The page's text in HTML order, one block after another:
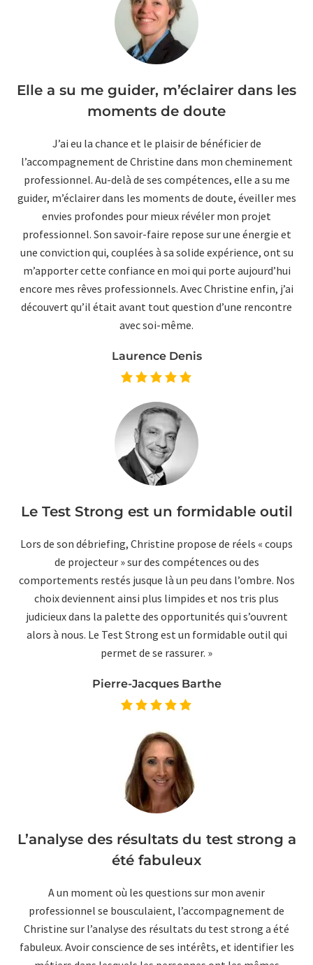
Elle a su me guider, m’éclairer dans les
moments de doute
J’ai eu la chance et le plaisir de bénéficier de
l’accompagnement de Christine dans mon cheminement
professionnel. Au-delà de ses compétences, elle a su me
guider, m’éclairer dans les moments de doute, éveiller mes
envies profondes pour mieux révéler mon projet
professionnel. Son savoir-faire repose sur une énergie et
une conviction qui, couplées à sa solide expérience, ont su
m’apporter cette confiance en moi qui porte aujourd’hui
encore mes rêves professionnels. Avec Christine enfin, j’ai
découvert qu’il était avant tout question d’une rencontre
avec soi-même.
Laurence Denis
Le Test Strong est un formidable outil
Lors de son débriefing, Christine propose de réels « coups
de projecteur » sur des compétences ou des
comportements restés jusque là un peu dans l’ombre. Nos
choix deviennent ainsi plus limpides et nos tris plus
judicieux dans la palette des opportunités qui s’ouvrent
alors à nous. Le Test Strong est un formidable outil qui
permet de se rassurer. »
Pierre-Jacques Barthe
L’analyse des résultats du test strong a
été fabuleux
A un moment où les questions sur mon avenir
professionnel se bousculaient, l’accompagnement de
Christine sur l’analyse des résultats du test strong a été
fabuleux. Avoir conscience de ses intérêts, et identifier les